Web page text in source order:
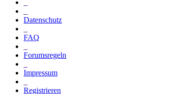
Datenschutz
FAQ
Forumsregeln
Impressum
Registrieren